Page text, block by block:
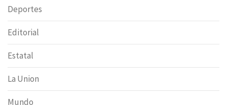
Deportes
Editorial
Estatal
La Union
Mundo